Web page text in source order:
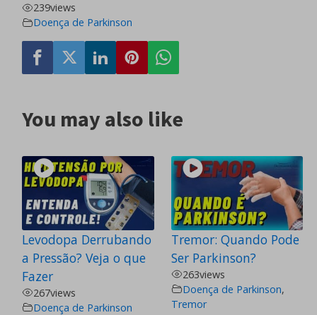
239views
Doença de Parkinson
You may also like
Levodopa Derrubando
a Pressão? Veja o que
Fazer
267views
Doença de Parkinson
Tremor: Quando Pode
Ser Parkinson?
263views
Doença de Parkinson,
Tremor